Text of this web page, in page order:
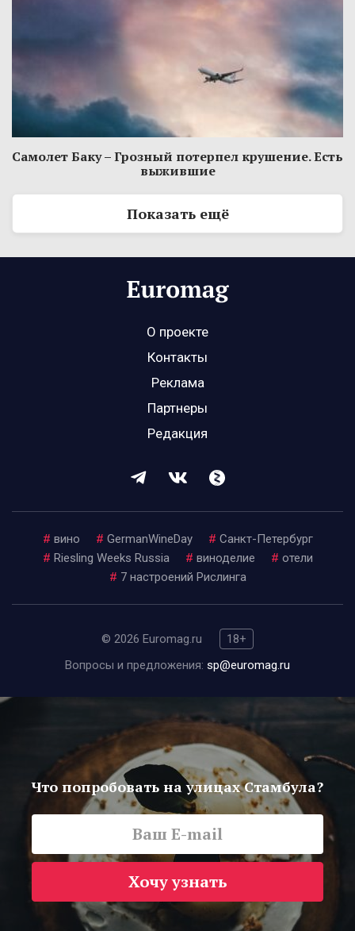
Самолет Баку – Грозный потерпел крушение. Есть
выжившие
Показать ещё
О проекте
Контакты
Реклама
Партнеры
Редакция
# вино # GermanWineDay # Санкт-Петербург
# Riesling Weeks Russia # виноделие # отели
# 7 настроений Рислинга
© 2026 Euromag.ru
18+
Вопросы и предложения: sp@euromag.ru
Что попробовать на улицах Стамбула?
Хочу узнать